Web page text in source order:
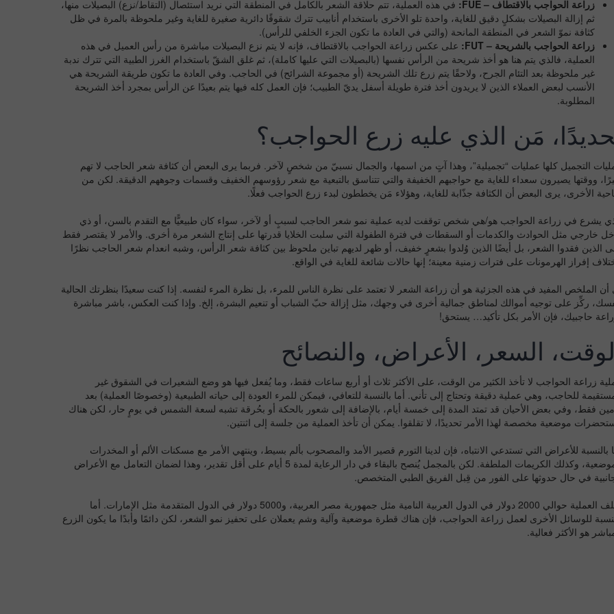
زراعة الحواجب بالاقتطاف –FUE
: في هذه العملية، تتم حلاقة الشعر بالكامل في المنطقة التي نريد استئصال (التقاط/نزع) البصيلات منها،
ثم إزالة البصيلات بشكلٍ دقيق للغاية، واحدة تلو الأخرى باستخدام أنابيب تترك شقوقًا دائرية صغيرة للغاية وغير ملحوظة بالمرة في ظل
كثافة نموّ الشعر في المنطقة المانحة (والتي في العادة ما تكون الجزء الخلفي للرأس).
زراعة الحواجب بالشريحة –FUT
: على عكس زراعة الحواجب بالاقتطاف، فإنه لا يتم نزع البصيلات مباشرة من رأس العميل في هذه
العملية، فالذي يتم هنا هو أخذ شريحة من الرأس نفسها (بالبصيلات التي عليها كاملة)، ثم غلق الشقّ باستخدام الغرز الطبية التي تترك ندبة
غير ملحوظة بعد التئام الجرح، ولاحقًا يتم زرع تلك الشريحة (أو مجموعة الشرائح) في الحاجب. وفي العادة ما تكون طريقة الشريحة هي
الأنسب لبعض العملاء الذين لا يريدون أخذ فترة طويلة أسفل يديّ الطبيب؛ فإن العمل كله فيها يتم بعيدًا عن الرأس بمجرد أخذ الشريحة
المطلوبة.
مَن الذي عليه زرع الحواجب؟
التجميل كلها عمليات “تجميلية”، وهذا آتٍ من اسمها، والجمال نسبيّ من شخصٍ لآخر. فربما يرى البعض أن كثافة شعر الحاجب لا تهم
ووقتها يصيرون سعداء للغاية مع حواجبهم الخفيفة والتي تتناسق بالتبعية مع شعر رؤوسهم الخفيف وقسمات وجوههم الدقيقة. لكن من
الأخرى، يرى البعض أن الكثافة جذّابة للغاية، وهؤلاء مَن يخططون لبدء زرع الحواجب فعلًا.
يشرع في زراعة الحواجب هو/هي شخص توقفت لديه عملية نمو شعر الحاجب لسببٍ أو لآخر، سواء كان طبيعيًّا مع التقدم بالسن، أو ذي
خارجي مثل الحوادث والكدمات أو السقطات في فترة الطفولة التي سلبت الخلايا قدرتها على إنتاج الشعر مرة أخرى. والأمر لا يقتصر فقط
الذين فقدوا الشعر، بل أيضًا الذين وُلدوا بشعرٍ خفيف، أو ظهر لديهم تباين ملحوظ بين كثافة شعر الرأس، وشبه انعدام شعر الحاجب نظرًا
إفراز الهرمونات على فترات زمنية معينة؛ إنها حالات شائعة للغاية في الواقع.
أن الملخص المفيد في هذه الجزئية هو أن زراعة الشعر لا تعتمد على نظرة الناس للمرء، بل نظرة المرء لنفسه. إذا كنت سعيدًا بنظرتك الحالية
ركِّز على توجيه أموالك لمناطق جمالية أخرى في وجهك، مثل إزالة حبّ الشباب أو تنعيم البشرة، إلخ. وإذا كنت العكس، باشر مباشرة
حاجبيك، فإن الأمر بكل تأكيد… يستحق!
الوقت، السعر، الأعراض، والنصائح
زراعة الحواجب لا تأخذ الكثير من الوقت، على الأكثر ثلاث أو أربع ساعات فقط، وما يُفعل فيها هو وضع الشعيرات في الشقوق غير
للحاجب، وهي عملية دقيقة وتحتاج إلى تأني. أما بالنسبة للتعافي، فيمكن للمرء العودة إلى حياته الطبيعية (وخصوصًا العملية) بعد
فقط، وفي بعض الأحيان قد تمتد المدة إلى خمسة أيام، بالإضافة إلى شعور بالحكة أو بحُرقة تشبه لسعة الشمس في يومٍ حار، لكن هناك
موضعية مخصصة لهذا الأمر تحديدًا، لا تقلقوا. يمكن أن تأخذ العملية من جلسة إلى اثنتين.
بالنسبة للأعراض التي تستدعي الانتباه، فإن لدينا التورم قصير الأمد والمصحوب بألم بسيط، وينتهي الأمر مع مسكنات الألم أو المخدرات
الموضعية، وكذلك الكريمات الملطفة. لكن بالمجمل يُنصح بالبقاء في دار الرعاية لمدة 5 أيام على أقل تقدير، وهذا لضمان التعامل مع الأعراض
في حال حدوثها على الفور من قِبل الفريق الطبي المتخصص.
تكلف العملية حوالي 2000 دولار في الدول العربية النامية مثل جمهورية مصر العربية، و5000 دولار في الدول المتقدمة مثل الإمارات. أما
للوسائل الأخرى لعمل زراعة الحواجب، فإن هناك قطرة موضعية وآلية وشم يعملان على تحفيز نمو الشعر، لكن دائمًا وأبدًا ما يكون الزرع
هو الأكثر فعالية.